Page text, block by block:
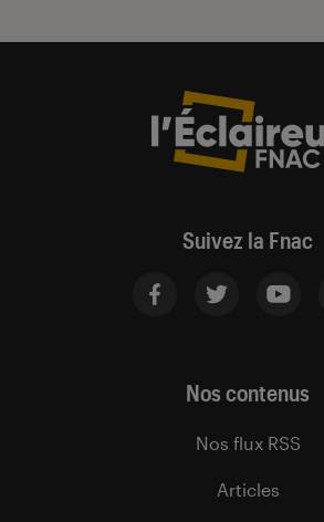
Suivez la Fnac
Nos contenus
Nos flux RSS
Articles